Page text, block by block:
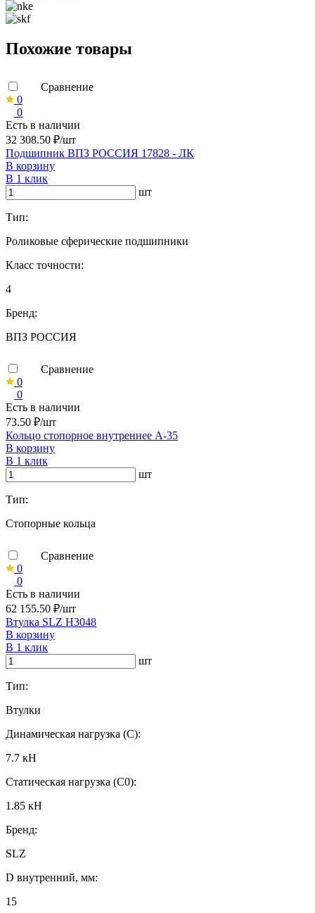
Похожие товары
Сравнение
0
0
Есть в наличии
32 308.50 ₽/шт
Подшипник ВПЗ РОССИЯ 17828 - ЛК
В корзину
В 1 клик
шт
Тип:
Роликовые сферические подшипники
Класс точности:
4
Бренд:
ВПЗ РОССИЯ
Сравнение
0
0
Есть в наличии
73.50 ₽/шт
Кольцо стопорное внутреннее А-35
В корзину
В 1 клик
шт
Тип:
Стопорные кольца
Сравнение
0
0
Есть в наличии
62 155.50 ₽/шт
Втулка SLZ H3048
В корзину
В 1 клик
шт
Тип:
Втулки
Динамическая нагрузка (C):
7.7 кН
Статическая нагрузка (C0):
1.85 кН
Бренд:
SLZ
D внутренний, мм:
15